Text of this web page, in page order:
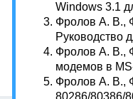
Windows 3.1
Фролов А. В.,
Фролов А. В.,
модемов в
Фролов А. В.,
80286/